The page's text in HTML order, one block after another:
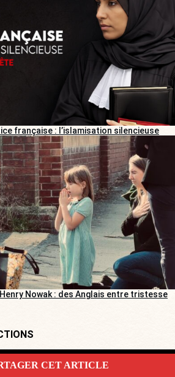
française : l’islamisation silencieuse
Nowak : des Anglais entre tristesse
CET ARTICLE